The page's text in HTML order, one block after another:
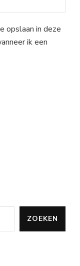
opslaan in deze
ik een
ZOEKEN